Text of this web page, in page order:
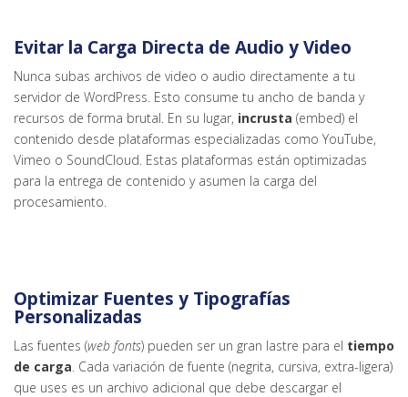
Evitar la Carga Directa de Audio y Video
Nunca subas archivos de video o audio directamente a tu
servidor de WordPress. Esto consume tu ancho de banda y
recursos de forma brutal. En su lugar, incrusta (embed) el
contenido desde plataformas especializadas como YouTube,
Vimeo o SoundCloud. Estas plataformas están optimizadas
para la entrega de contenido y asumen la carga del
procesamiento.
Optimizar Fuentes y Tipografías
Personalizadas
Las fuentes (web fonts) pueden ser un gran lastre para el tiempo
de carga. Cada variación de fuente (negrita, cursiva, extra-ligera)
que uses es un archivo adicional que debe descargar el